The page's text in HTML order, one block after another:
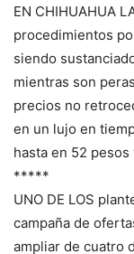
EN CHIHUAHUA
procedimientos
siendo
mientras son
precios no
en un lujo en
hasta en 52
*****
UNO DE LOS
campaña de
ampliar de cuatro